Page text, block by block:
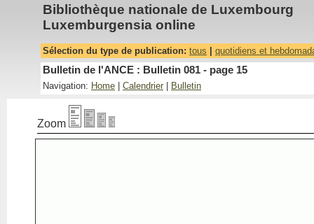
Bibliothèque nationale de Luxembourg
Luxemburgensia online
Sélection du type de publication: tous quotidiens et
Bulletin de l'ANCE : Bulletin 081 - page 15
Navigation: Home Calendrier Bulletin
Zoom